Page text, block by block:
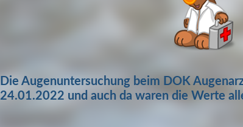
Die Augenuntersuchung beim DOK
24.01.2022 und auch da waren die Werte